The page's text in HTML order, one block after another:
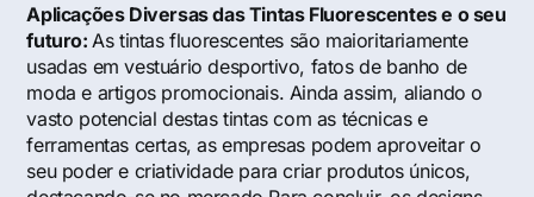
Aplicações Diversas das Tintas Fluorescentes e o seu
futuro: As tintas fluorescentes são maioritariamente
usadas em vestuário desportivo, fatos de banho de
moda e artigos promocionais. Ainda assim, aliando o
vasto potencial destas tintas com as técnicas e
ferramentas certas, as empresas podem aproveitar o
seu poder e criatividade para criar produtos únicos,